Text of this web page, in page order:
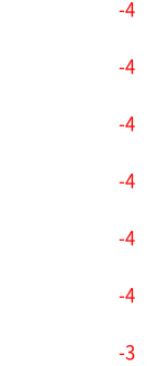
-4
-4
-4
-4
-4
-4
-3